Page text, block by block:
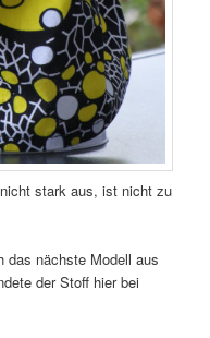
stark aus, ist nicht zu
das nächste Modell aus
der Stoff hier bei